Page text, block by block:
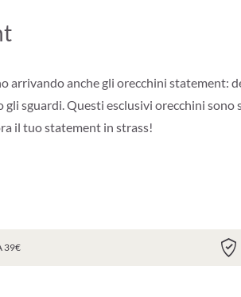
arrivando anche gli orecchini statement:
sguardi. Questi esclusivi orecchini sono
il tuo statement in strass!
39€